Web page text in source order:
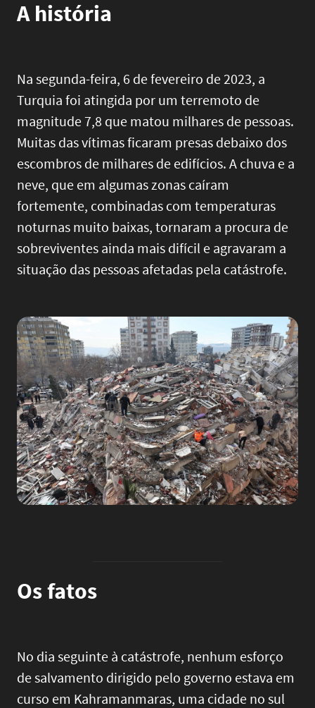
A história
Na segunda-feira, 6 de fevereiro de 2023, a
Turquia foi atingida por um terremoto de
magnitude 7,8 que matou milhares de pessoas.
Muitas das vítimas ficaram presas debaixo dos
escombros de milhares de edifícios. A chuva e a
neve, que em algumas zonas caíram
fortemente, combinadas com temperaturas
noturnas muito baixas, tornaram a procura de
sobreviventes ainda mais difícil e agravaram a
situação das pessoas afetadas pela catástrofe.
Image
Os fatos
No dia seguinte à catástrofe, nenhum esforço
de salvamento dirigido pelo governo estava em
curso em Kahramanmaras, uma cidade no sul